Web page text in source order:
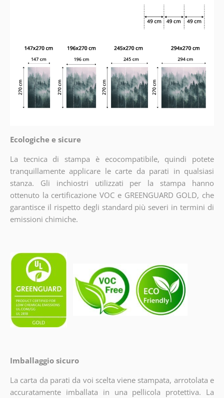
Ecologiche e sicure
La tecnica di stampa è ecocompatibile, quindi potete
tranquillamente applicare le carte da parati in qualsiasi
stanza. Gli inchiostri utilizzati per la stampa hanno
ottenuto la certificazione VOC e GREENGUARD GOLD, che
garantisce il rispetto degli standard più severi in termini di
emissioni chimiche.
Imballaggio sicuro
La carta da parati da voi scelta viene stampata, arrotolata e
accuratamente imballata in una pellicola protettiva. La